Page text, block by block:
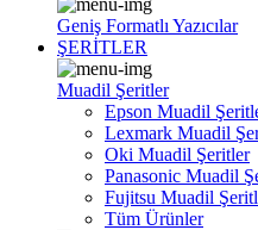
Geniş Formatlı Yazıcılar
ŞERİTLER
Muadil Şeritler
Epson Muadil
Lexmark Muadil
Oki Muadil Şeritler
Panasonic Muadil
Fujitsu Muadil
Tüm Ürünler